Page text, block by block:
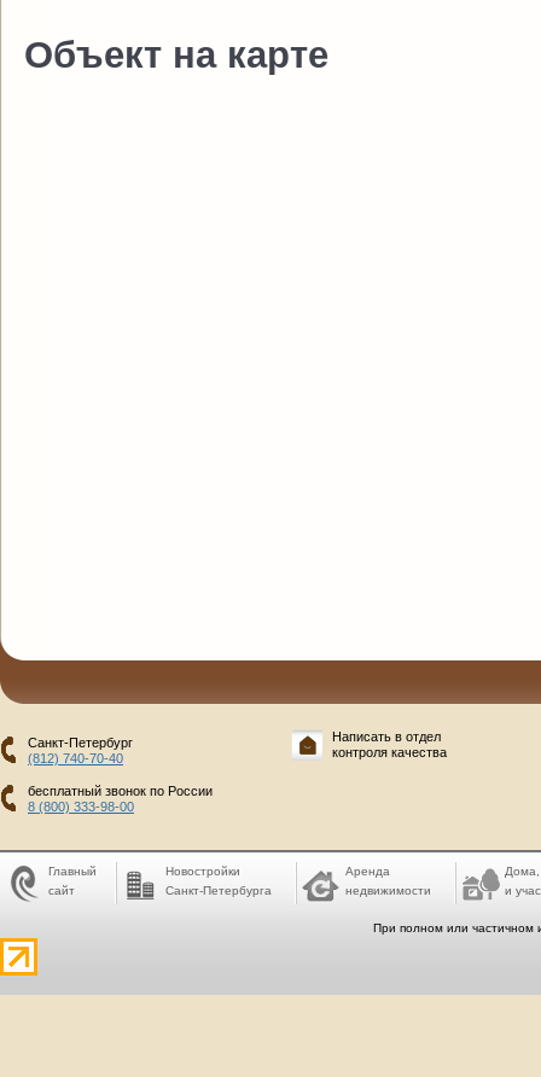
Объект на карте
Санкт-Петербург
(812) 740-70-40
бесплатный звонок по России
8 (800) 333-98-00
Написать в отдел
контроля качества
Главный
сайт
Новостройки
Санкт-Петербурга
Аренда
недвижимости
Дома,
и
При полном или частичном